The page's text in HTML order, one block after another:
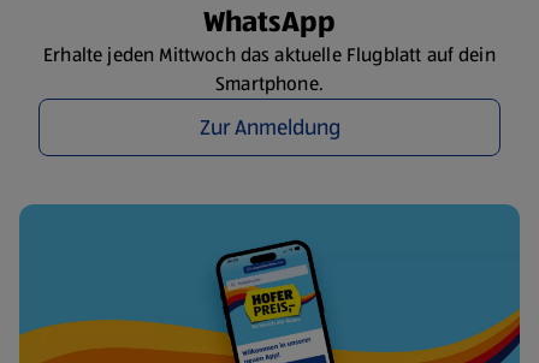
WhatsApp
Erhalte jeden Mittwoch das aktuelle Flugblatt auf dein
Smartphone.
Zur Anmeldung